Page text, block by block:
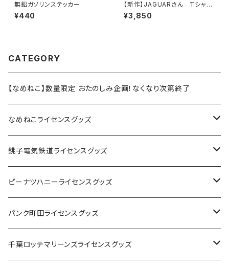
無鉛ガソリンステッカー
¥440
【新作】JAGUARさん Tシャツ
（HELLO JAGUAR）Black
¥3,850
CATEGORY
【なめねこ】数量限定 おたのしみ企画！なくなり次第終了
なめねこライセンスグッズ
Tシャツ
キャップ
ステッカー
缶バッジ
銚子電気鉄道ライセンスグッズ
ステッカー
缶バッジ
アクリルキーホルダー
ピーナツハニーライセンスグッズ
Tシャツ
キャップ
パンク町田ライセンスグッズ
Tシャツ
千葉ロッテマリーンズライセンスグッズ